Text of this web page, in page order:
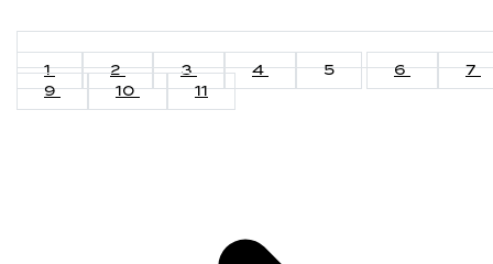
1 2 3 4 5 6
7
9
10 11